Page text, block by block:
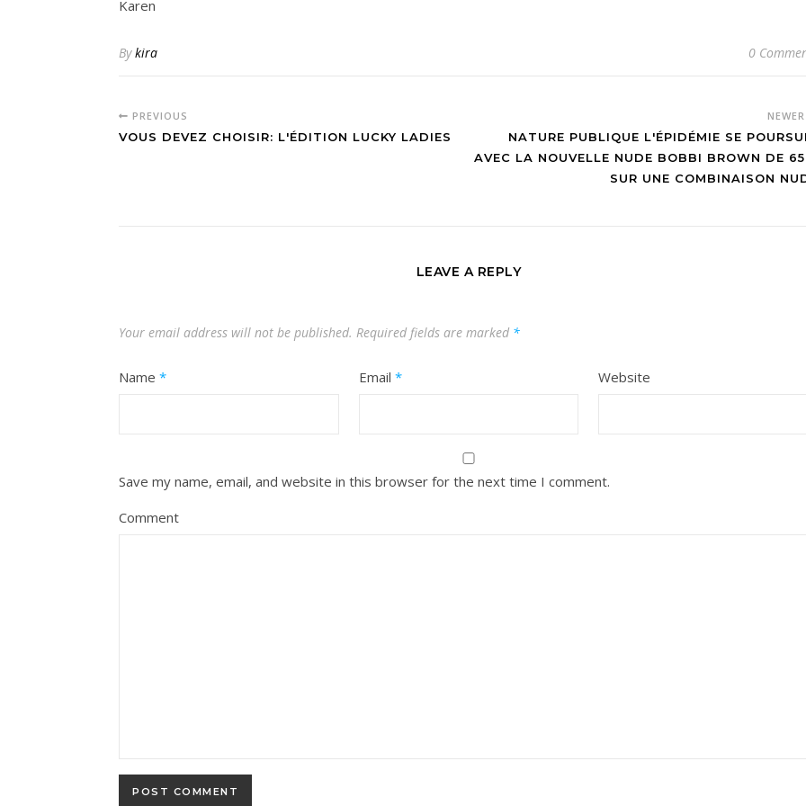
Karen
Bykira 0
PREVIOUS
VOUS DEVEZ CHOISIR: L'ÉDITION LUCKY LADIES
NEWER
NATURE PUBLIQUE L'ÉPIDÉMIE SE
AVEC LA NOUVELLE NUDE BOBBI BROWN DE
SUR UNE COMBINAISON
LEAVE A REPLY
Your email address will not be published. Required fields are marked *
Name * Email * Website
Save my name, email, and website in this browser for the next time I comment.
Comment